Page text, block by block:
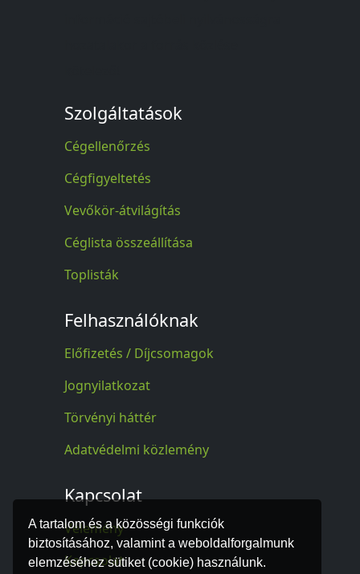
A tartalom és a közösségi funkciók
biztosításához, valamint a weboldalforgalmunk
elemzéséhez sütiket (cookie) használunk.
Szolgáltatások
Cégellenőrzés
Cégfigyeltetés
Vevőkör-átvilágítás
Céglista összeállítása
Toplisták
Felhasználóknak
Előfizetés / Díjcsomagok
Jognyilatkozat
Törvényi háttér
Adatvédelmi közlemény
Kapcsolat
Vélemény
Kapcsolat